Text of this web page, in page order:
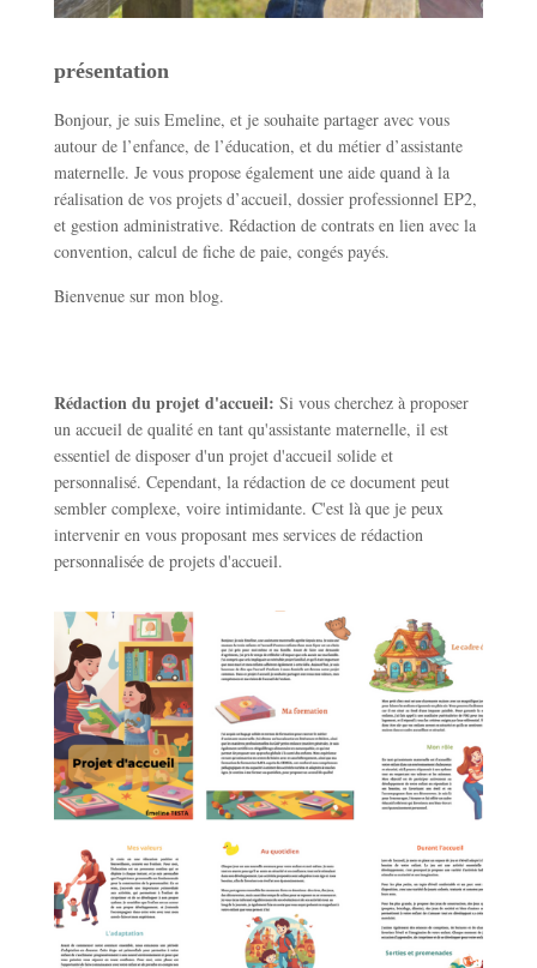
présentation
Bonjour, je suis Emeline, et je souhaite partager avec vous
autour de l’enfance, de l’éducation, et du métier d’assistante
maternelle. Je vous propose également une aide quand à la
réalisation de vos projets d’accueil, dossier professionnel EP2,
et gestion administrative. Rédaction de contrats en lien avec la
convention, calcul de fiche de paie, congés payés.
Bienvenue sur mon blog.
Rédaction du projet d'accueil: Si vous cherchez à proposer
un accueil de qualité en tant qu'assistante maternelle, il est
essentiel de disposer d'un projet d'accueil solide et
personnalisé. Cependant, la rédaction de ce document peut
sembler complexe, voire intimidante. C'est là que je peux
intervenir en vous proposant mes services de rédaction
personnalisée de projets d'accueil.